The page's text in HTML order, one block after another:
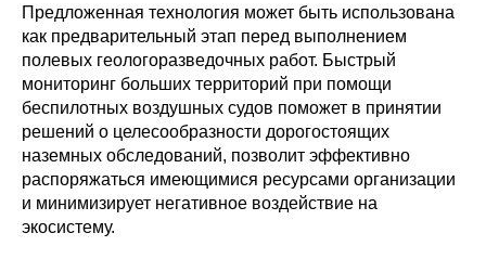
Предложенная технология может быть использована
как предварительный этап перед выполнением
полевых геологоразведочных работ. Быстрый
мониторинг больших территорий при помощи
беспилотных воздушных судов поможет в принятии
решений о целесообразности дорогостоящих
наземных обследований, позволит эффективно
распоряжаться имеющимися ресурсами организации
и минимизирует негативное воздействие на
экосистему.